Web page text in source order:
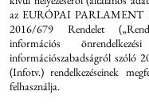
az EURÓPAI PARLAMENT
2016/679 Rendelet
információs
információszabadságról szóló
(Infotv.) rendelkezéseinek
felhasználja.